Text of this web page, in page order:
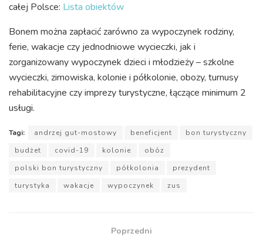
całej Polsce: Lista obiektów
Bonem można zapłacić zarówno za wypoczynek rodziny,
ferie, wakacje czy jednodniowe wycieczki, jak i
zorganizowany wypoczynek dzieci i młodzieży – szkolne
wycieczki, zimowiska, kolonie i półkolonie, obozy, turnusy
rehabilitacyjne czy imprezy turystyczne, łączące minimum 2
usługi.
Tagi: andrzej gut-mostowy beneficjent
bon turystyczny
budżet
covid-19 kolonie
obóz
polski bon turystyczny
półkolonia
prezydent
turystyka
wakacje wypoczynek zus
Poprzedni